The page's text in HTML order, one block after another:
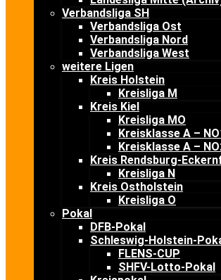
Verbandsliga SH
Verbandsliga Ost
Verbandsliga Nord
Verbandsliga West
weitere Ligen
Kreis Holstein
Kreisliga M
Kreis Kiel
Kreisliga MO
Kreisklasse A –
Kreisklasse A –
Kreis Rendsburg-
Kreisliga N
Kreis Ostholstein
Kreisliga O
Pokal
DFB-Pokal
Schleswig-Holstein-
FLENS-CUP
SHFV-Lotto-Pokal